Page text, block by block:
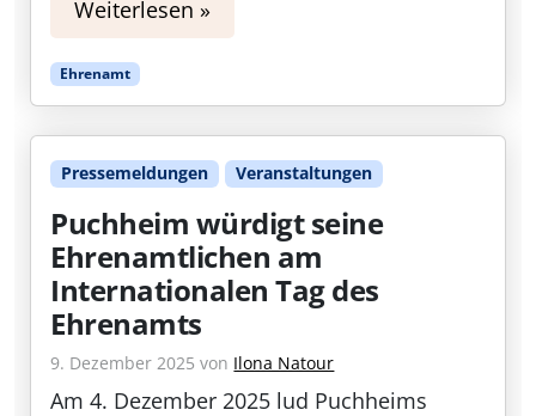
Weiterlesen »
Ehrenamt
Pressemeldungen Veranstaltungen
Puchheim würdigt seine
Ehrenamtlichen am
Internationalen Tag des
Ehrenamts
9. Dezember 2025 von Ilona Natour
Am 4. Dezember 2025 lud Puchheims